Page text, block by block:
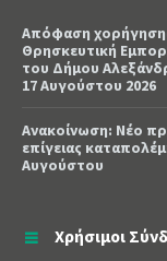
Απόφαση
Θρησκευτική
του Δήμου
17 Αυγούστου 2026
Ανακοίνωση: Νέο
επίγειας
Αυγούστου
Χρήσιμοι